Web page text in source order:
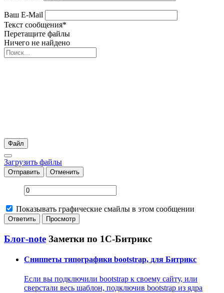
Ваш E-Mail
Текст сообщения*
Перетащите файлы
Ничего не найдено
Файл
Загрузить файлы
Отправить Отменить
Показывать графические смайлы в этом сообщении
Блог-note Заметки по 1С-Битрикс
Сниппеты типографики bootstrap, для Битрикс
Если вы подключили bootstrap к своему сайту, или
сверстали весь шаблон, подключив bootstrap из ядра